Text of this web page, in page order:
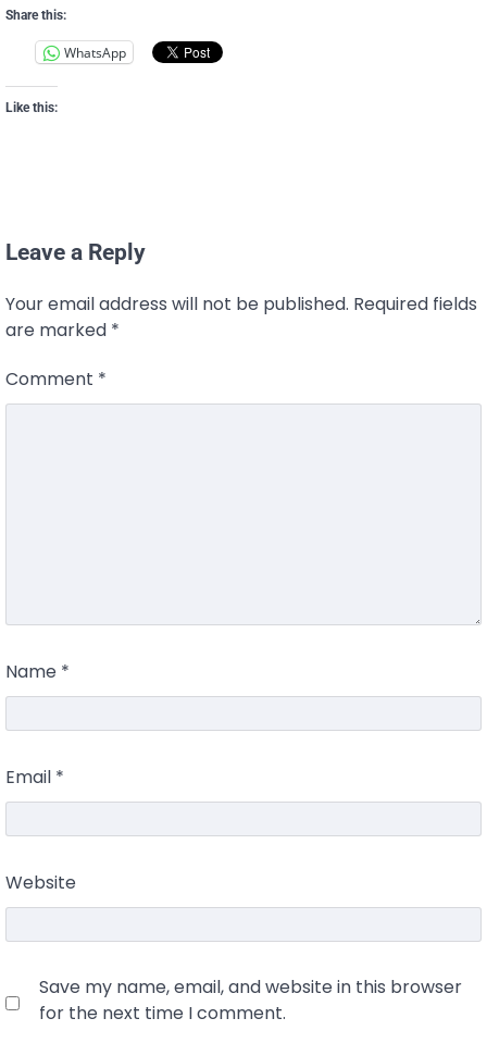
Share this:
WhatsApp
Like this:
Leave a Reply
Your email address will not be published. Required fields
are marked *
Comment *
Name *
Email *
Website
Save my name, email, and website in this browser
for the next time I comment.